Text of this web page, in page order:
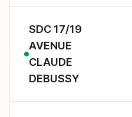
SDC 17/19
AVENUE
CLAUDE
DEBUSSY